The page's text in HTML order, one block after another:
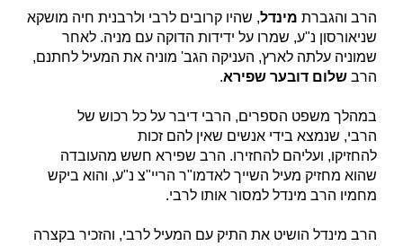
הרב והגברת מינדל, שהיו קרובים לרבי ולרבנית חיה מושקא
שניאורסון נ"ע, שמרו על ידידות הדוקה עם מניה. לאחר
שמוניה עלתה לארץ, העניקה הגב' מוניה את המעיל לחתנם,
הרב שלום דובער שפירא.
במהלך משפט הספרים, הרבי דיבר על כל רכוש של
הרבי, שנמצא בידי אנשים שאין להם זכות
להחזיקו, ועליהם להחזירו. הרב שפירא חשש מהעובדה
שהוא מחזיק מעיל השייך לאדמו"ר הריי"צ נ"ע, והוא ביקש
מחמיו הרב מינדל למסור אותו לרבי.
הרב מינדל הושיט את התיק עם המעיל לרבי, והזכיר בקצרה